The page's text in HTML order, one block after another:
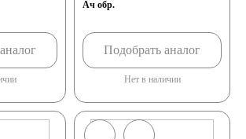
зарядные
Ач обр.
Подобрать аналог
Нет в наличии